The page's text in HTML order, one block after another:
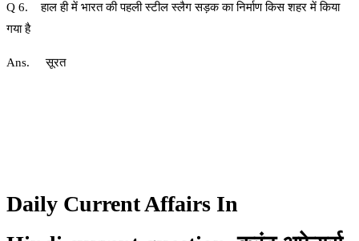
Q 6. हाल ही में भारत की पहली स्टील स्लैग सड़क का निर्माण किस शहर में किया
गया है
Ans. सूरत
Daily Current Affairs In